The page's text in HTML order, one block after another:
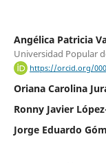
Angélica Patricia
Universidad Popular
https://orcid.org/
Oriana Carolina
Ronny Javier
Jorge Eduardo